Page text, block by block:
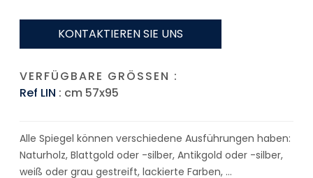
KONTAKTIEREN SIE UNS
VERFÜGBARE GRÖSSEN :
Ref LIN : cm 57x95
Alle Spiegel können verschiedene Ausführungen haben:
Naturholz, Blattgold oder -silber, Antikgold oder -silber,
weiß oder grau gestreift, lackierte Farben, …